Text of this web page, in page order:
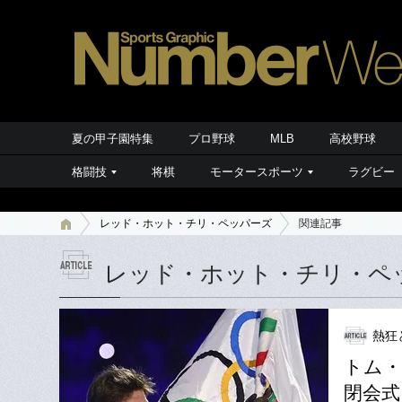
夏の甲子園特集 プロ野球 MLB 高校野球
格闘技 将棋 モータースポーツ ラグビー
レッド・ホット・チリ・ペッパーズ 関連記事
レッド・ホット・チリ・ペ
熱狂
トム
閉会